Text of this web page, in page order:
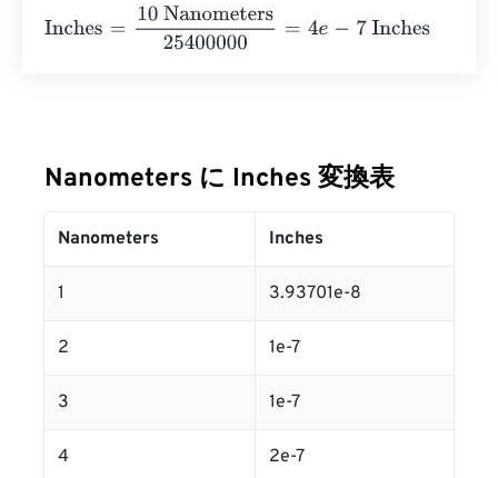
Inches
10 Nanometers25400000 7 Inches
Nanometers に Inches 変換表
Nanometers Inches
1 3.93701e-8
2 1e-7
3 1e-7
4 2e-7